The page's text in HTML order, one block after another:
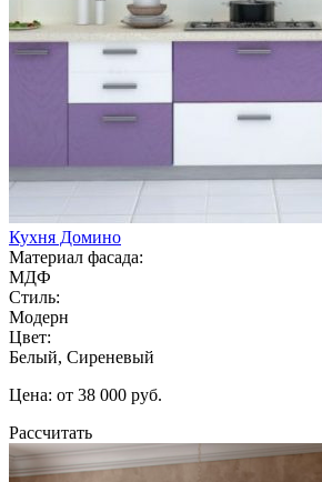
Кухня Домино
Материал фасада:
МДФ
Стиль:
Модерн
Цвет:
Белый, Сиреневый
Цена: от 38 000 руб.
Рассчитать